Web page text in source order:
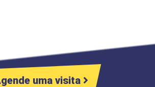
uma visita